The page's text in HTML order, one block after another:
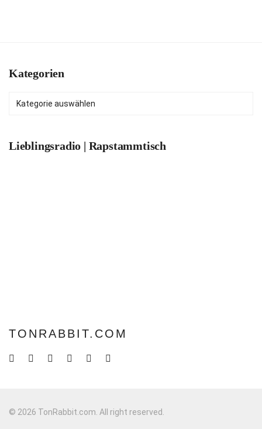
Kategorien
Lieblingsradio | Rapstammtisch
TONRABBIT.COM
© 2026 TonRabbit.com. All right reserved.